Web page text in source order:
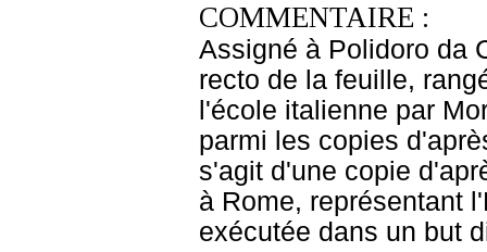
COMMENTAIRE :
Assigné à Polidoro da
recto de la feuille,
l'école italienne par
parmi les copies
s'agit d'une copie
à Rome, représentant
exécutée dans un but